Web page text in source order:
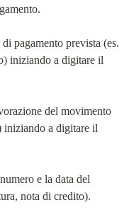
pagamento prevista (es.
iniziando a digitare il
del movimento
iniziando a digitare il
e la data del
nota di credito).